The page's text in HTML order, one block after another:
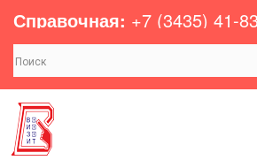
Справочная: +7 (3435) 41-